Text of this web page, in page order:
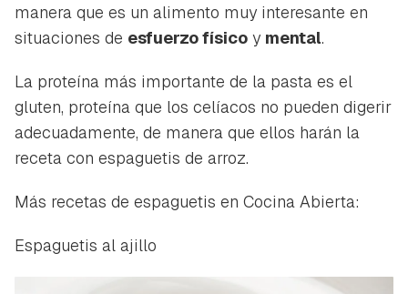
manera que es un alimento muy interesante en
situaciones de esfuerzo físico y mental.
La proteína más importante de la pasta es el
gluten, proteína que los celíacos no pueden digerir
adecuadamente, de manera que ellos harán la
receta con espaguetis de arroz.
Más recetas de espaguetis en Cocina Abierta:
Espaguetis al ajillo